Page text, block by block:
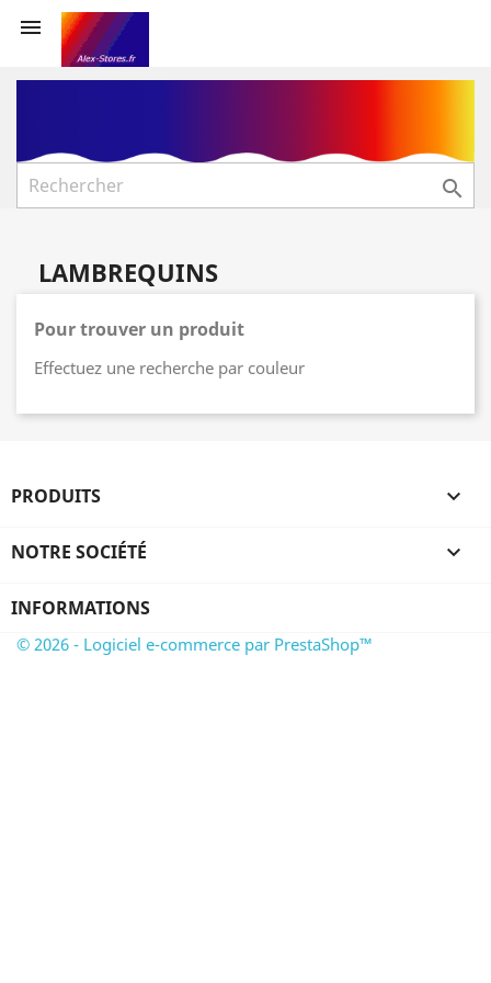


LAMBREQUINS
Pour trouver un produit
Effectuez une recherche par couleur
PRODUITS 
NOTRE SOCIÉTÉ 
INFORMATIONS
© 2026 - Logiciel e-commerce par PrestaShop™